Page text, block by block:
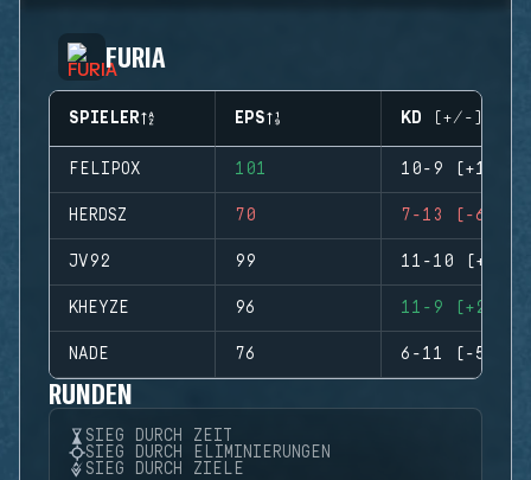
FURIA
SPIELER EPS KD (+/-)
FELIPOX 101 10-9 (+1)
HERDSZ 70 7-13 (-6)
JV92 99 11-10 (+1)
KHEYZE 96 11-9 (+2)
NADE 76 6-11 (-5)
RUNDEN
SIEG DURCH ZEIT
SIEG DURCH ELIMINIERUNGEN
SIEG DURCH ZIELE